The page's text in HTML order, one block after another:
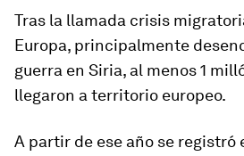
Tras la llamada crisis
Europa, principalmente
guerra en Siria, al menos1
llegaron a territorio europeo.
A partir de ese año se registró